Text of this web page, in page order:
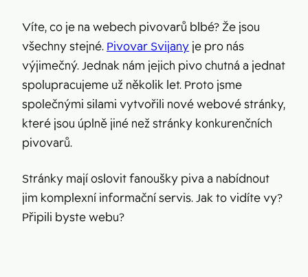
Víte, co je na webech pivovarů blbé? Že jsou
všechny stejné. Pivovar Svijany je pro nás
výjimečný. Jednak nám jejich pivo chutná a jednat
spolupracujeme už několik let. Proto jsme
společnými silami vytvořili nové webové stránky,
které jsou úplně jiné než stránky konkurenčních
pivovarů.
Stránky mají oslovit fanoušky piva a nabídnout
jim komplexní informační servis. Jak to vidíte vy?
Připili byste webu?